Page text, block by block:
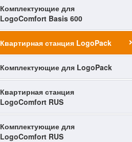
Комплектующие для
LogoComfort Basis 600
Квартирная станция LogoPack
Комплектующие для LogoPack
Квартирная станция
LogoComfort RUS
Комплектующие для
LogoComfort RUS